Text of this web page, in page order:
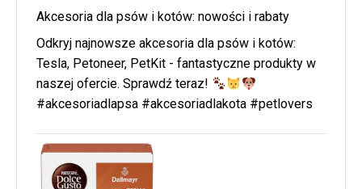
Akcesoria dla psów i kotów: nowości i rabaty
Odkryj najnowsze akcesoria dla psów i kotów:
Tesla, Petoneer, PetKit - fantastyczne produkty w
naszej ofercie. Sprawdź teraz!
#akcesoriadlapsa #akcesoriadlakota #petlovers